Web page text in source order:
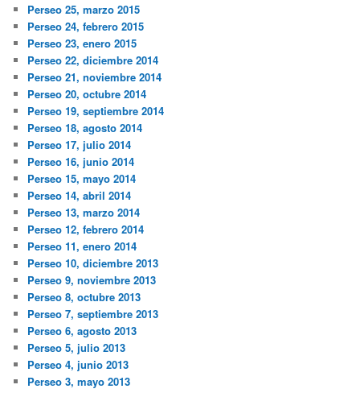
Perseo 25, marzo 2015
Perseo 24, febrero 2015
Perseo 23, enero 2015
Perseo 22, diciembre 2014
Perseo 21, noviembre 2014
Perseo 20, octubre 2014
Perseo 19, septiembre 2014
Perseo 18, agosto 2014
Perseo 17, julio 2014
Perseo 16, junio 2014
Perseo 15, mayo 2014
Perseo 14, abril 2014
Perseo 13, marzo 2014
Perseo 12, febrero 2014
Perseo 11, enero 2014
Perseo 10, diciembre 2013
Perseo 9, noviembre 2013
Perseo 8, octubre 2013
Perseo 7, septiembre 2013
Perseo 6, agosto 2013
Perseo 5, julio 2013
Perseo 4, junio 2013
Perseo 3, mayo 2013